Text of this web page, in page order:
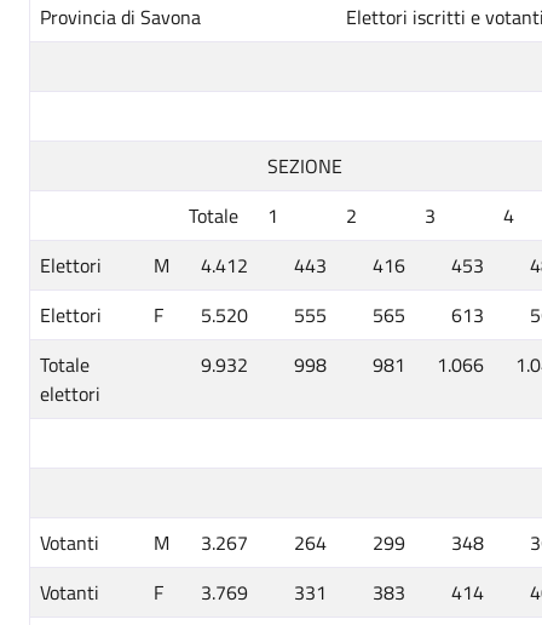
Provincia di Savona
Elettori iscritti e
SEZIONE
Totale
1 2 3
4
Elettori
M 4.412 443 416 453
Elettori
F 5.520 555 565 613
Totale
elettori
9.932 998 981 1.066
Votanti M 3.267 264 299 348
Votanti
F 3.769 331 383 414